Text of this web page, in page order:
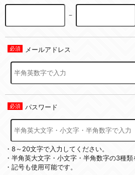
－
メールアドレス
パスワード
・8～20文字で入力してください。
・半角英大文字・小文字・半角数字の3種類
・記号も使用可能です。